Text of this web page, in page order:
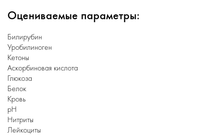
Оцениваемые параметры:
Билирубин
Уробилиноген
Кетоны
Аскорбиновая кислота
Глюкоза
Белок
Кровь
рН
Нитриты
Лейкоциты